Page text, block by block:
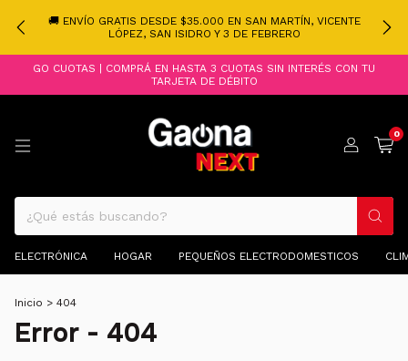
🚚 ENVÍO GRATIS DESDE $35.000 EN SAN MARTÍN, VICENTE
LÓPEZ, SAN ISIDRO Y 3 DE FEBRERO
GO CUOTAS | COMPRÁ EN HASTA 3 CUOTAS SIN INTERÉS CON TU
TARJETA DE DÉBITO
0
ELECTRÓNICA HOGAR PEQUEÑOS ELECTRODOMESTICOS
Inicio > 404
Error - 404